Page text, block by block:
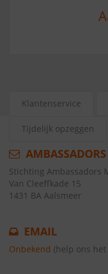
Klantenservice
Tijdelijk opzeggen
Stichting Ambassadors
Van Cleeffkade 15
1431 BA Aalsmeer
EMAIL
Onbekend (help ons